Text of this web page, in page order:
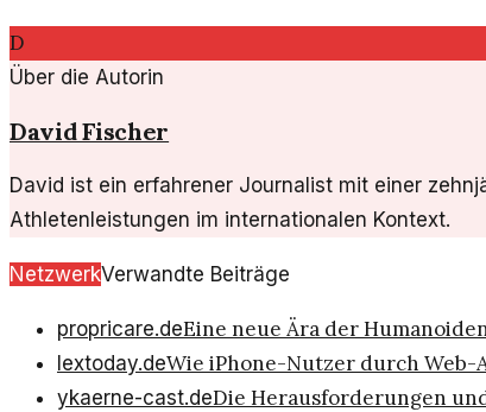
D
Über die Autorin
David Fischer
David ist ein erfahrener Journalist mit einer
Athletenleistungen im internationalen Kontext.
NetzwerkVerwandte Beiträge
propricare.deEine neue Ära der
lextoday.deWie iPhone-Nutzer durch Web-
ykaerne-cast.deDie Herausforderungen